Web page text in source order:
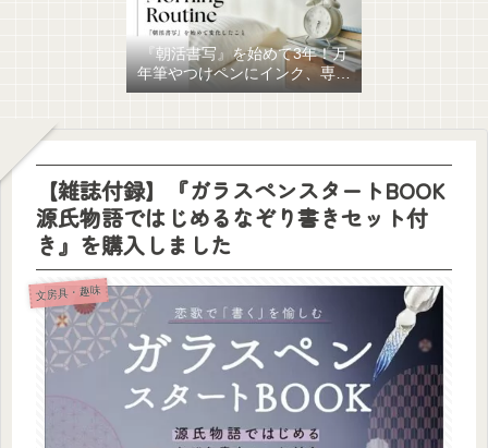
『朝活書写』を始めて3年！万
年筆やつけペンにインク、専用
ノート、毎日が充実していま
【雑誌付録】『ガラスペンスタートBOOK
源氏物語ではじめるなぞり書きセット付
き』を購入しました
文房具・趣味